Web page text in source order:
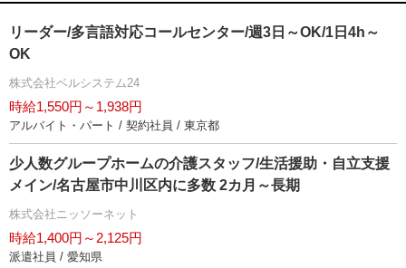
リーダー/多言語対応コールセンター/週3日～OK/1日4h～
OK
株式会社ベルシステム24
時給1,550円～1,938円
アルバイト・パート / 契約社員 / 東京都
少人数グループホームの介護スタッフ/生活援助・自立支援
メイン/名古屋市中川区内に多数 2カ月～長期
株式会社ニッソーネット
時給1,400円～2,125円
派遣社員 / 愛知県